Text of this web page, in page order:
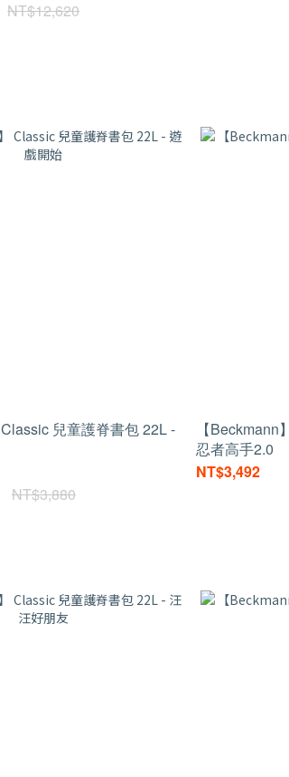
NT$12,620
Classic 兒童護脊書包 22L -
NT$3,880
【
忍者高手2.0
NT$3,492